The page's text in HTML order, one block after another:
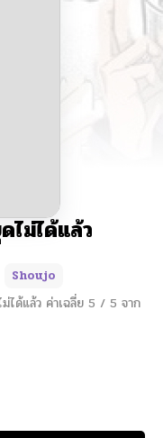
ม่ได้แล้ว
Shoujo
ได้แล้ว ค่าเฉลี่ย 5 / 5 จาก